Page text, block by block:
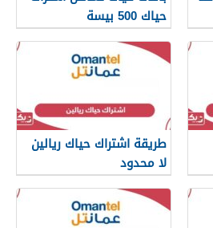
حياك 500 بيسة
طريقة اشتراك حياك ريالين
لا محدود